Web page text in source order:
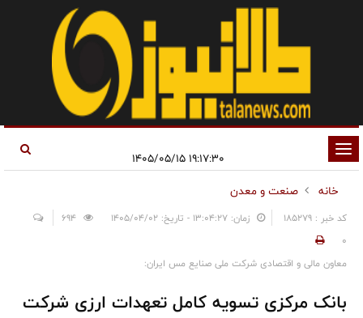
تغییر
وضعیت
ناوبری
خانه
صنعت و معدن
کد خبر : 185279 زمان: ۱۳:۰۴:۲۷ - تاریخ: ۱۴۰۵/۰۴/۰۲
0
معاون مالی و اقتصادی شرکت ملی صنایع مس ایران:
بانک مرکزی تسویه کامل تعهدات ارزی شرکت